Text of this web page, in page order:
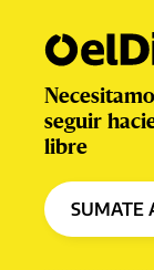
seguir
libre
SUMATE